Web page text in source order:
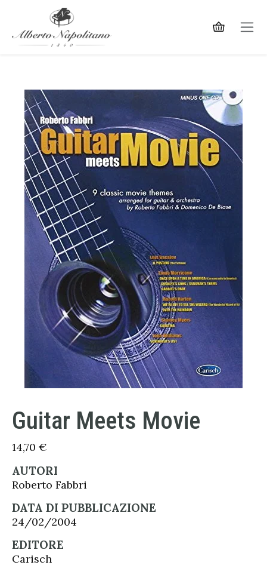
Guitar Meets Movie
14,70 €
AUTORI
Roberto Fabbri
DATA DI PUBBLICAZIONE
24/02/2004
EDITORE
Carisch